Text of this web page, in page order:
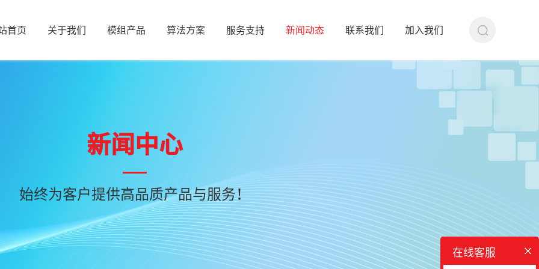
首页 关于我们 模组产品 算法方案 服务支持 新闻动态 联系我们 加入我们
新闻中心
始终为客户提供高品质产品与服务！
在线客服